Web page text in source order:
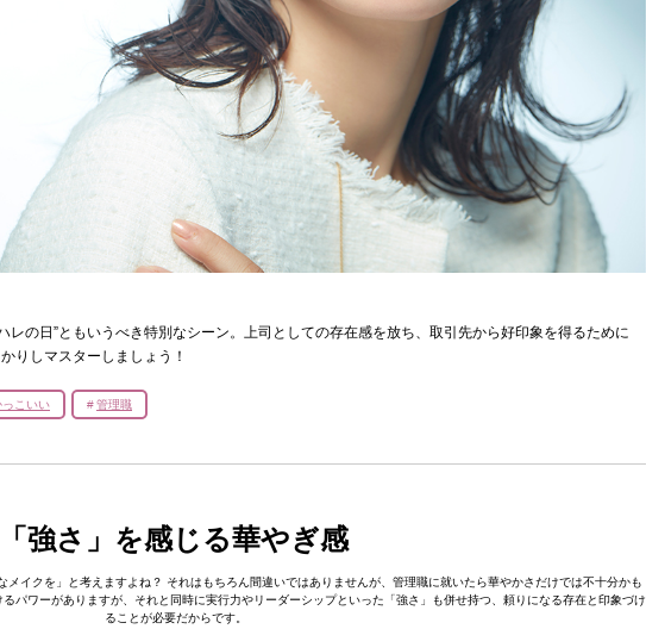
レの日”ともいうべき特別なシーン。上司としての存在感を放ち、取引先から好印象を得るために
りしマスターしましょう！
っこいい 管理職
強さ」を感じる華やぎ感
メイクを」と考えますよね？ それはもちろん間違いではありませんが、管理職に就いたら華やかさだけでは不十分かも
パワーがありますが、それと同時に実行力やリーダーシップといった「強さ」も併せ持つ、頼りになる存在と印象づけ
ることが必要だからです。